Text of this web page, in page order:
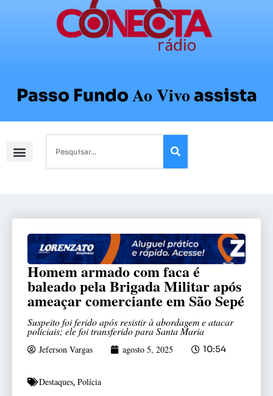
Passo FundoAo Vivoassista
Homem armado com faca é
baleado pela Brigada Militar após
ameaçar comerciante em São Sepé
Suspeito foi ferido após resistir à abordagem e atacar
policiais; ele foi transferido para Santa Maria
Jeferson Vargas agosto 5, 2025 10:54
Destaques, Polícia